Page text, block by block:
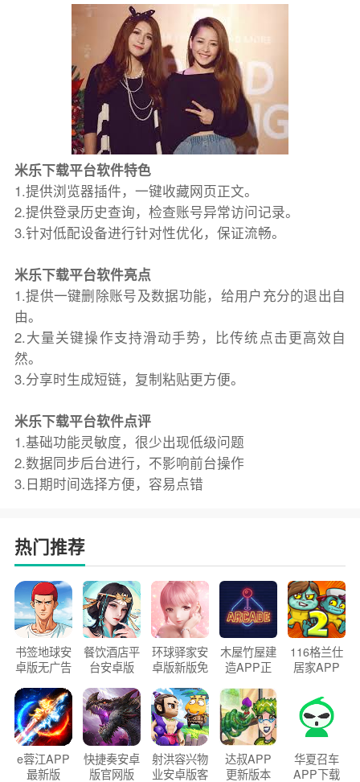
米乐下载平台软件特色
1.提供浏览器插件，一键收藏网页正文。
2.提供登录历史查询，检查账号异常访问记录。
3.针对低配设备进行针对性优化，保证流畅。
米乐下载平台软件亮点
1.提供一键删除账号及数据功能，给用户充分的退出自
由。
2.大量关键操作支持滑动手势，比传统点击更高效自
然。
3.分享时生成短链，复制粘贴更方便。
米乐下载平台软件点评
1.基础功能灵敏度，很少出现低级问题
2.数据同步后台进行，不影响前台操作
3.日期时间选择方便，容易点错
热门推荐
书签地球安
卓版无广告
餐饮酒店平
台安卓版
环球驿家安
卓版新版免
木屋竹屋建
造APP正
116格兰仕
居家APP
e蓉江APP
最新版
快捷奏安卓
版官网版
射洪容兴物
业安卓版客
达叔APP
更新版本
华夏召车
APP下载